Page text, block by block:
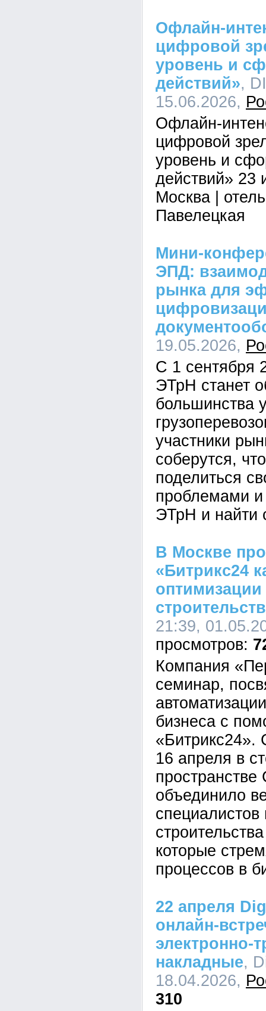
Офлайн-
цифровой
уровень и
действий»,
15.06.2026,
Офлайн-
цифровой
уровень и
действий» 23
Москва |
Павелецкая
Мини-
ЭПД:
рынка для
19.05.2026,
С 1 сентября
ЭТрН станет
большинства
участники
соберутся,
поделиться
проблемами и
ЭТрН и найти
В Москве
«Битрикс24
оптимизации
21:39,
Компания
семинар,
бизнеса с
«Битрикс24».
16 апреля в
объединило
специалистов
которые
процессов в
22 апреля
онлайн-
электронно-
накладные,
18.04.2026,
310